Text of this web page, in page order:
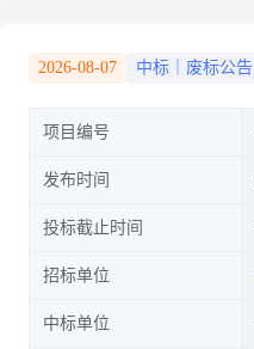
2026-08-07 中标｜废标公告
项目编号
发布时间
投标截止时间
招标单位
中标单位